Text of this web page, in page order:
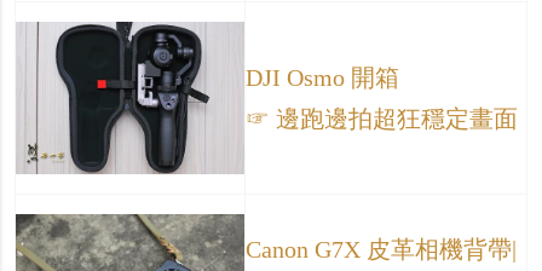
DJI Osmo 開箱
☞ 邊跑邊拍超狂穩定畫面
Canon G7X 皮革相機背帶|